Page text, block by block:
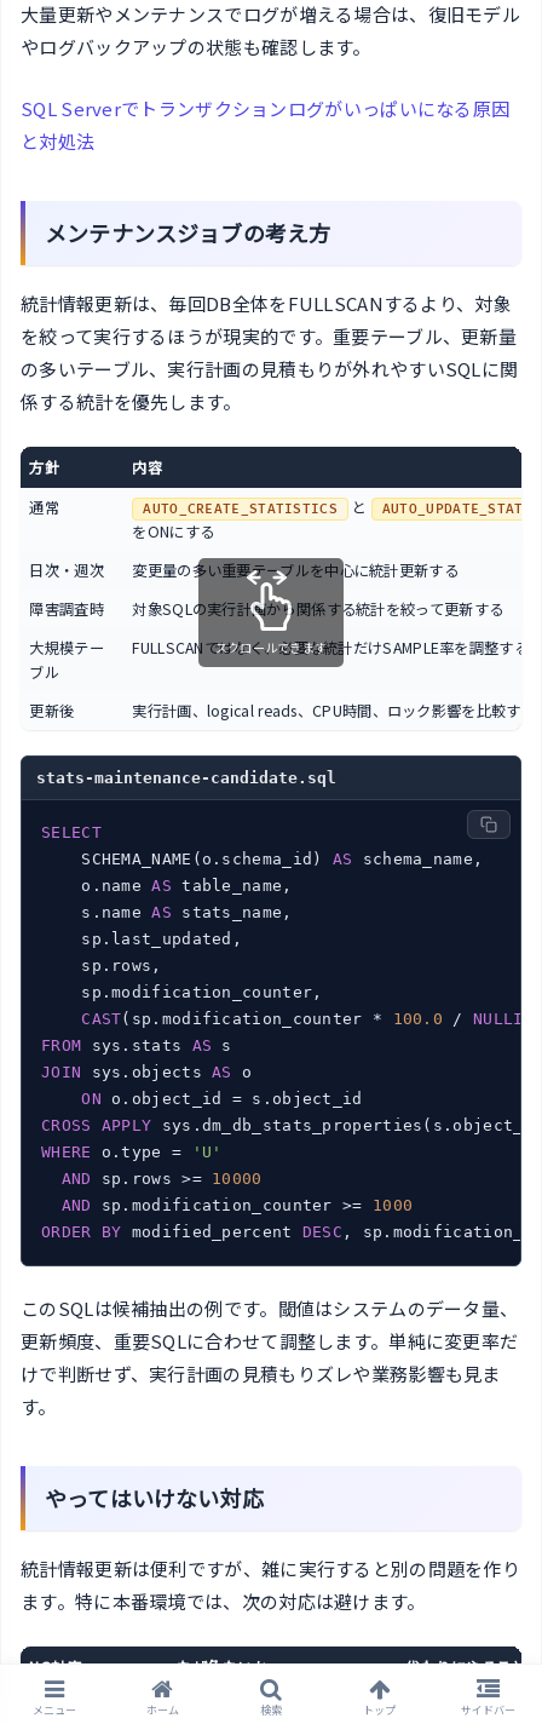
大量更新やメンテナンスでログが増える場合は、復旧モデル
やログバックアップの状態も確認します。
SQL Serverでトランザクションログがいっぱいになる原因
と対処法
メンテナンスジョブの考え方
統計情報更新は、毎回DB全体をFULLSCANするより、対象
を絞って実行するほうが現実的です。重要テーブル、更新量
の多いテーブル、実行計画の見積もりが外れやすいSQLに関
係する統計を優先します。
方針
内容
通常
AUTO_CREATE_STATISTICS と
をONにする
日次・週次
変更量の多い重要テーブルを中心に統計更新する
障害調査時
対象SQLの実行計画から関係する統計を絞って更新する
大規模テー
ブル
FULLSCANではなく、必要な統計だけSAMPLE率を調整する
更新後 実行計画、logical reads、CPU時間、ロック影響を比較する
スクロールできます
stats-maintenance-candidate.sql
SELECT
    SCHEMA_NAME(o.schema_id)
AS schema_name,
    o.name
AS table_name,
    s.name
AS stats_name,
    sp.last_updated,
    sp.rows,
    sp.modification_counter,
CAST(sp.modification_counter * 100.0 / NULLIF
FROM sys.stats AS
JOIN sys.objects AS
o
ON
CROSS
APPLY
WHERE o.type =
'U'
AND
sp.rows >= 10000
AND
sp.modification_counter >= 1000
ORDER
BY modified_percent DESC ,
このSQLは候補抽出の例です。閾値はシステムのデータ量、
更新頻度、重要SQLに合わせて調整します。単純に変更率だ
けで判断せず、実行計画の見積もりズレや業務影響も見ま
す。
やってはいけない対応
統計情報更新は便利ですが、雑に実行すると別の問題を作り
ます。特に本番環境では、次の対応は避けます。
NG対応 なぜ危ないか
代わりにやること
毎回DB全体を
大きなIO負荷と再コンパイルが
対象テーブル・統
メニュー ホーム 検索 トップ サイドバー